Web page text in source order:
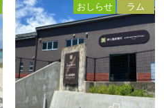
おしらせ ラム